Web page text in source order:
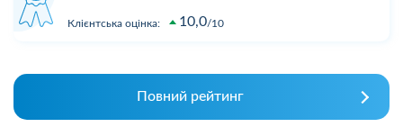
Клієнтська оцінка: 10,0 10
Повний рейтинг